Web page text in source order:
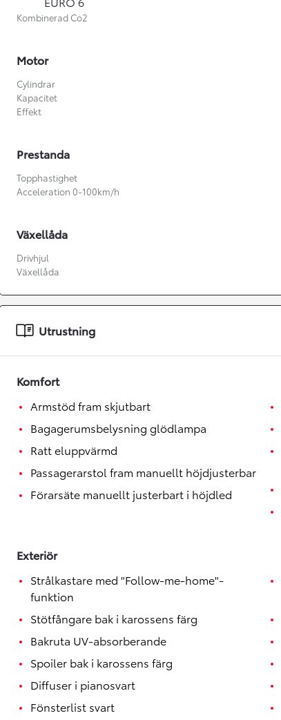
Från 360 900 kr
Från 3 548 kr/mån
Kombinerad Co2
Motor
Cylindrar
Kapacitet
Effekt
Prestanda
Topphastighet
Acceleration 0-100km/h
Växellåda
Drivhjul
Växellåda
Utrustning
Komfort
Armstöd fram skjutbart
Bagagerumsbelysning glödlampa
Ratt eluppvärmd
Passagerarstol fram manuellt höjdjusterbar
Förarsäte manuellt justerbart i höjdled
Exteriör
Strålkastare med "Follow-me-home"-
funktion
Stötfångare bak i karossens färg
Bakruta UV-absorberande
Spoiler bak i karossens färg
Diffuser i pianosvart
Fönsterlist svart